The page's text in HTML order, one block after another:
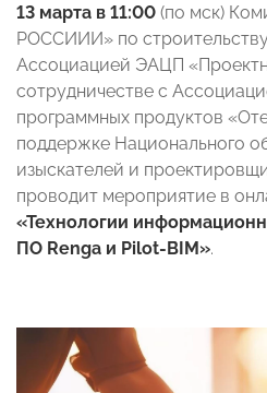
13 марта в 11:00 (по мск)
РОССИИИ» по
Ассоциацией ЭАЦП
сотрудничестве с
программных продуктов
поддержке Национального
изыскателей и
проводит мероприятие в
«Технологии
ПО Renga и Pilot-BIM».